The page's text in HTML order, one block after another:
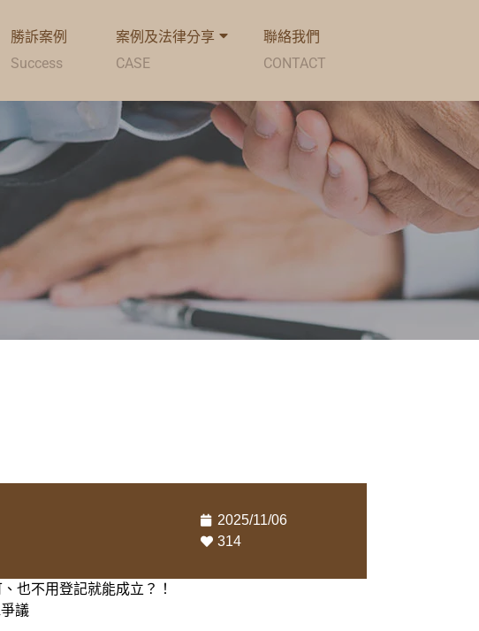
勝訴案例
Success
案例及法律分享
CASE
聯絡我們
CONTACT
2025/11/06
314
也不用登記就能成立？！
議